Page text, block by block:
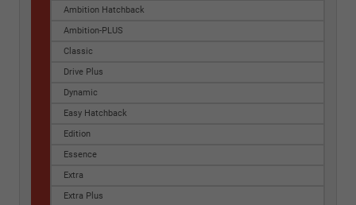
Ambition Hatchback
Ambition-PLUS
Classic
Drive Plus
Dynamic
Easy Hatchback
Edition
Essence
Extra
Extra Plus